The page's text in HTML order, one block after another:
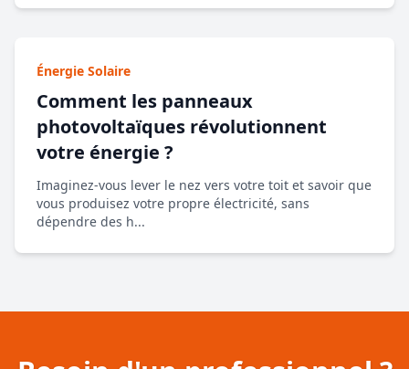
Énergie Solaire
Comment les panneaux
photovoltaïques révolutionnent
votre énergie ?
Imaginez-vous lever le nez vers votre toit et savoir que
vous produisez votre propre électricité, sans
dépendre des h...